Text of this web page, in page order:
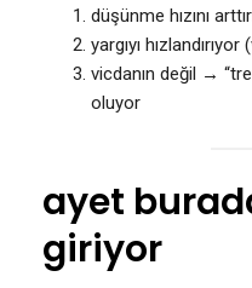
düşünme hızını
yargıyı
vicdanın değil →
oluyor
ayet
giriyor